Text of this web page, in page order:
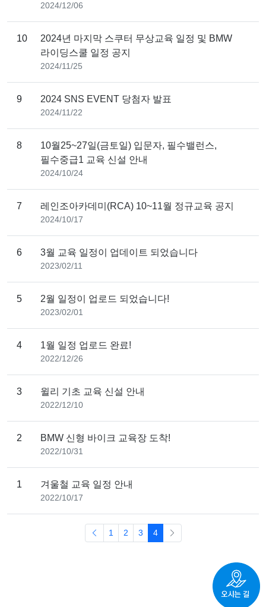
2024/12/06
10
2024년 마지막 스쿠터 무상교육 일정 및 BMW
라이딩스쿨 일정 공지 ​
2024/11/25
9 2024 SNS EVENT 당첨자 발표
2024/11/22
8
10월25~27일(금토일) 입문자, 필수밸런스,
필수중급1 교육 신설 안내
2024/10/24
7 레인조아카데미(RCA) 10~11월 정규교육 공지
2024/10/17
6 3월 교육 일정이 업데이트 되었습니다
2023/02/11
5 2월 일정이 업로드 되었습니다!
2023/02/01
4 1월 일정 업로드 완료!
2022/12/26
3 윌리 기초 교육 신설 안내
2022/12/10
2 BMW 신형 바이크 교육장 도착!
2022/10/31
1 겨울철 교육 일정 안내
2022/10/17
1 2 3 4